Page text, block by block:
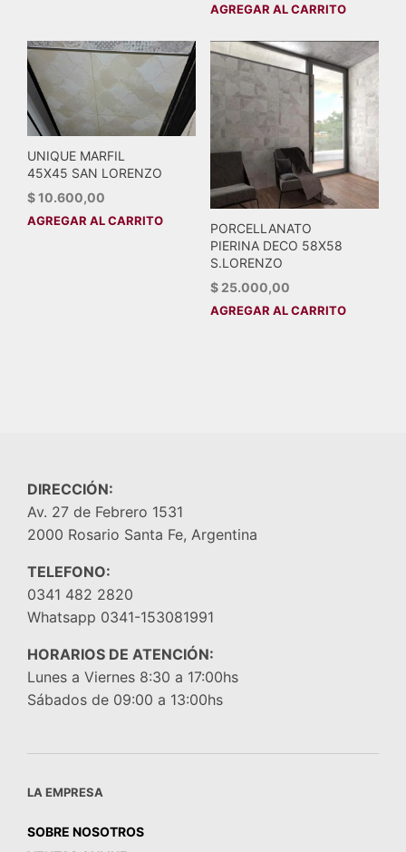
AGREGAR AL CARRITO
UNIQUE MARFIL
45X45 SAN LORENZO
$10.600,00
AGREGAR AL CARRITO
PORCELLANATO
PIERINA DECO 58X58
S.LORENZO
$25.000,00
AGREGAR AL CARRITO
DIRECCIÓN:
Av. 27 de Febrero 1531
2000 Rosario Santa Fe, Argentina
TELEFONO:
0341 482 2820
Whatsapp 0341-153081991
HORARIOS DE ATENCIÓN:
Lunes a Viernes 8:30 a 17:00hs
Sábados de 09:00 a 13:00hs
LA EMPRESA
SOBRE NOSOTROS